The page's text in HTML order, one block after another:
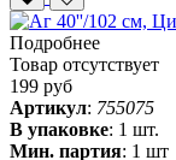
Подробнее
Товар отсутствует
199 руб
Артикул: 755075
В упаковке: 1 шт.
Мин. партия: 1 шт